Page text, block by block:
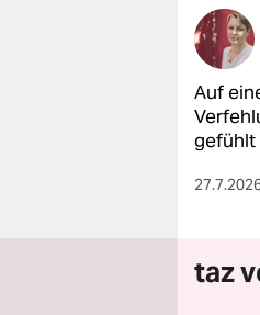
Auf
gefühlt
taz